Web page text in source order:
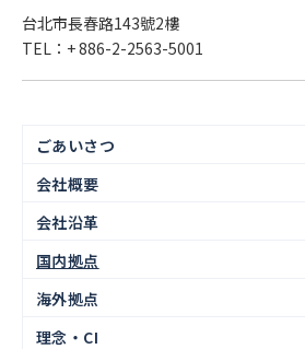
台北市長春路143號2樓
TEL：+ 886-2-2563-5001
ごあいさつ
会社概要
会社沿革
国内拠点
海外拠点
理念・CI